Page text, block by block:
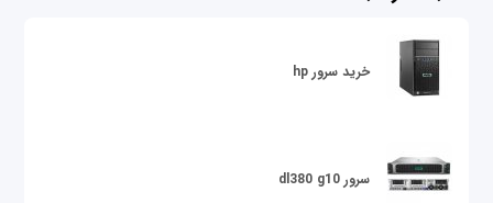
خرید سرور hp
سرور dl380 g10